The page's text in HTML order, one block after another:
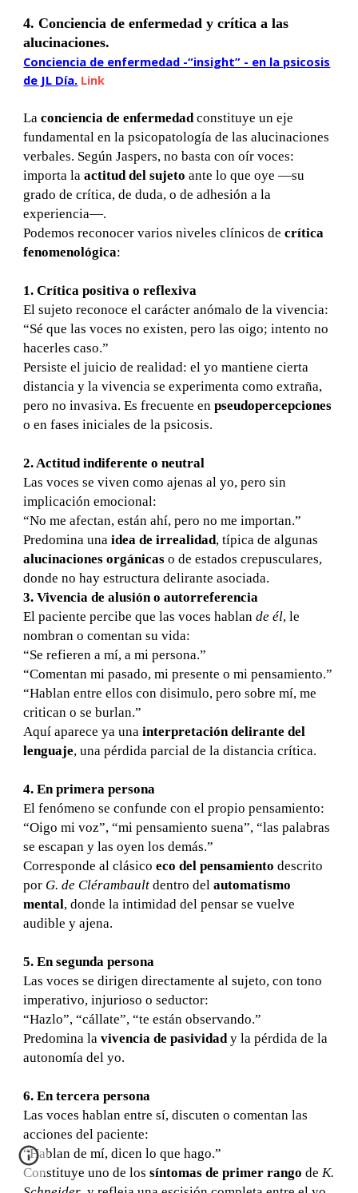
4. Conciencia de enfermedad y crítica a las
alucinaciones.
Conciencia de enfermedad -“insight” - en la psicosis
de JL Día. Link
Laconciencia de enfermedad constituye un eje
fundamental en la psicopatología de las alucinaciones
verbales. Según Jaspers, no basta con oír voces:
importa laactitud del sujeto ante lo que oye —su
grado de crítica, de duda, o de adhesión a la
experiencia—.
Podemos reconocer varios niveles clínicos decrítica
fenomenológica:
1. Crítica positiva o reflexiva
El sujeto reconoce el carácter anómalo de la vivencia:
“Sé que las voces no existen, pero las oigo; intento no
hacerles caso.”
Persiste el juicio de realidad: el yo mantiene cierta
distancia y la vivencia se experimenta como extraña,
pero no invasiva. Es frecuente enpseudopercepciones
o en fases iniciales de la psicosis.
2. Actitud indiferente o neutral
Las voces se viven como ajenas al yo, pero sin
implicación emocional:
“No me afectan, están ahí, pero no me importan.”
Predomina unaidea de irrealidad, típica de algunas
alucinaciones orgánicas o de estados crepusculares,
donde no hay estructura delirante asociada.
3. Vivencia de alusión o autorreferencia
El paciente percibe que las voces hablande él, le
nombran o comentan su vida:
“Se refieren a mí, a mi persona.”
“Comentan mi pasado, mi presente o mi pensamiento.”
“Hablan entre ellos con disimulo, pero sobre mí, me
critican o se burlan.”
Aquí aparece ya unainterpretación delirante del
lenguaje, una pérdida parcial de la distancia crítica.
4. En primera persona
El fenómeno se confunde con el propio pensamiento:
“Oigo mi voz”, “mi pensamiento suena”, “las palabras
se escapan y las oyen los demás.”
Corresponde al clásicoeco del pensamiento descrito
por G. de Clérambault dentro delautomatismo
mental, donde la intimidad del pensar se vuelve
audible y ajena.
5. En segunda persona
Las voces se dirigen directamente al sujeto, con tono
imperativo, injurioso o seductor:
“Hazlo”, “cállate”, “te están observando.”
Predomina lavivencia de pasividad y la pérdida de la
autonomía del yo.
6. En tercera persona
Las voces hablan entre sí, discuten o comentan las
acciones del paciente:
“Hablan de mí, dicen lo que hago.”
Constituye uno de lossíntomas de primer rango de K.